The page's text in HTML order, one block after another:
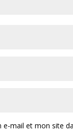
mail et mon site